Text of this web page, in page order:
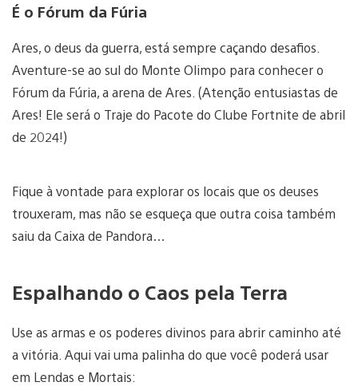
É o Fórum da Fúria
Ares, o deus da guerra, está sempre caçando desafios.
Aventure-se ao sul do Monte Olimpo para conhecer o
Fórum da Fúria, a arena de Ares. (Atenção entusiastas de
Ares! Ele será o Traje do Pacote do Clube Fortnite de abril
de 2024!)
Fique à vontade para explorar os locais que os deuses
trouxeram, mas não se esqueça que outra coisa também
saiu da Caixa de Pandora…
Espalhando o Caos pela Terra
Use as armas e os poderes divinos para abrir caminho até
a vitória. Aqui vai uma palinha do que você poderá usar
em Lendas e Mortais: